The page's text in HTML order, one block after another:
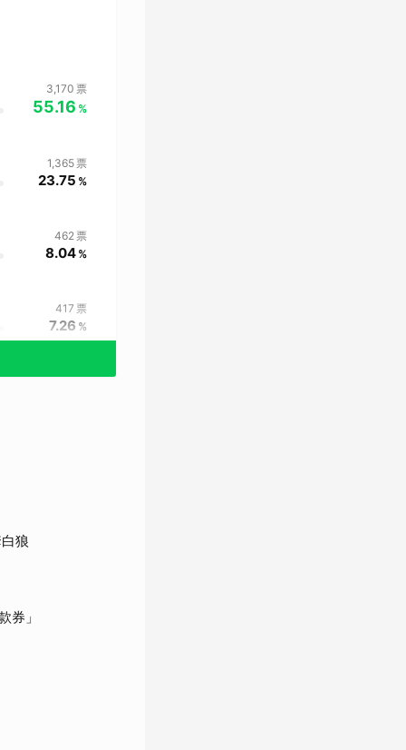
3,170 票
55.16 %
1,365 票
23.75 %
462 票
8.04 %
417 票
7.26 %
狼
券」